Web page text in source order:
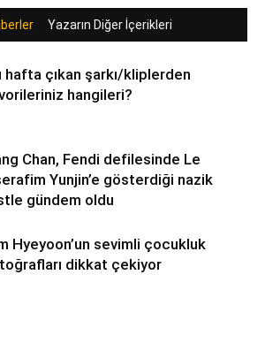
Yazarın Diğer İçerikleri
hafta çıkan şarkı/kliplerden
hangileri?
Chan, Fendi defilesinde Le
Yunjin’e gösterdiği nazik
gündem oldu
Hyeyoon’un sevimli çocukluk
dikkat çekiyor